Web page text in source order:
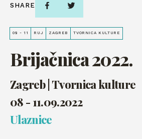
08 - 11 RUJ ZAGREB TVORNICA KULTURE
Brijačnica 2022.
Zagreb | Tvornica kulture
08 - 11.09.2022
Ulaznice
SHARE